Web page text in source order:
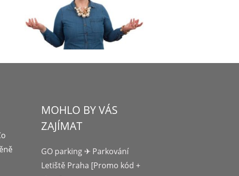
MOHLO BY VÁS
ZAJÍMAT
GO parking ✈ Parkování
Letiště Praha [Promo kód +